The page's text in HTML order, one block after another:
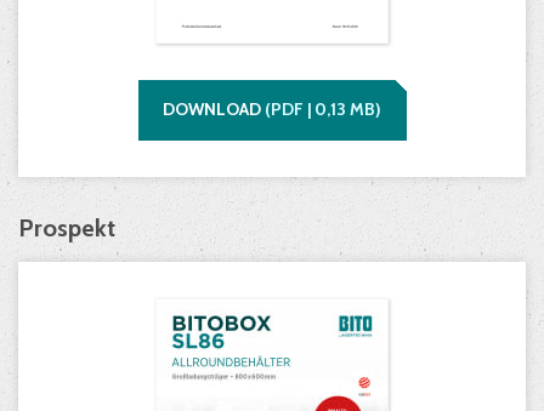
DOWNLOAD (PDF | 0,13 MB)
Prospekt